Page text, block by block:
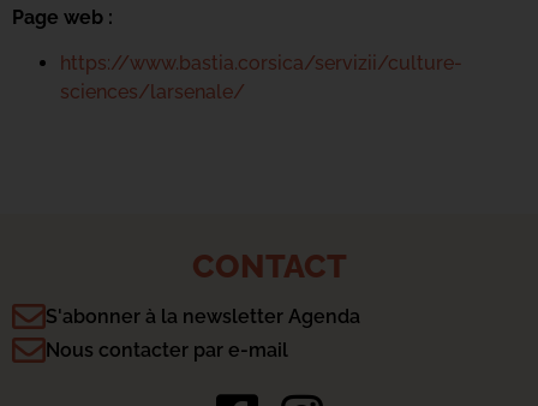
Page web :
https://www.bastia.corsica/servizii/culture-
sciences/larsenale/
CONTACT
S'abonner à la newsletter Agenda
Nous contacter par e-mail